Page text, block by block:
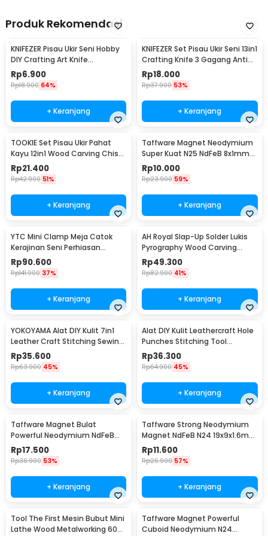
Produk Rekomendasi
KNIFEZER Pisau Ukir Seni Hobby
DIY Crafting Art Knife
Aluminium Handle - WL-9309
Rp6.900
Rp18.900 64%
+ Keranjang
KNIFEZER Set Pisau Ukir Seni 13in1
Crafting Knife 3 Gagang Anti
Slip - A-003
Rp18.000
Rp37.900 53%
+ Keranjang
TOOKIE Set Pisau Ukir Pahat
Kayu 12in1 Wood Carving Chisel
Knife - KSJ-12
Rp21.400
Rp42.900 51%
+ Keranjang
Taffware Magnet Neodymium
Super Kuat N25 NdFeB 8x1mm
50 PCS - M35
Rp10.000
Rp23.900 59%
+ Keranjang
YTC Mini Clamp Meja Catok
Kerajinan Seni Perhiasan
Aluminium - AT-6075
Rp90.600
Rp141.900 37%
+ Keranjang
AH Royal Slap-Up Solder Lukis
Pyrography Wood Carving
Soldering Iron - PAC904
Rp49.300
Rp82.900 41%
+ Keranjang
YOKOYAMA Alat DIY Kulit 7in1
Leather Craft Stitching Sewing
Tool Set - DK30015
Rp35.600
Rp63.900 45%
+ Keranjang
Alat DIY Kulit Leathercraft Hole
Punches Stitching Tool
1+2+4+6 Prong
Rp36.300
Rp64.900 45%
+ Keranjang
Taffware Magnet Bulat
Powerful Neodymium NdFeB
N25 5x1.5mm 100 PCS
Rp17.500
Rp36.900 53%
+ Keranjang
Taffware Strong Neodymium
Magnet NdFeB N24 19x9x1.6mm
10 PCS - MAG1
Rp11.600
Rp26.900 57%
+ Keranjang
Tool The First Mesin Bubut Mini
Lathe Wood Metalworking 60W
Taffware Magnet Powerful
Cuboid Neodymium N24